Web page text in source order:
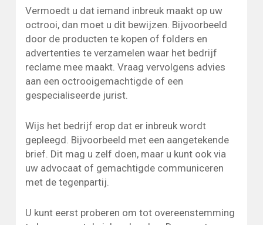
Vermoedt u dat iemand inbreuk maakt op uw
octrooi, dan moet u dit bewijzen. Bijvoorbeeld
door de producten te kopen of folders en
advertenties te verzamelen waar het bedrijf
reclame mee maakt. Vraag vervolgens advies
aan een octrooigemachtigde of een
gespecialiseerde jurist.
Wijs het bedrijf erop dat er inbreuk wordt
gepleegd. Bijvoorbeeld met een aangetekende
brief. Dit mag u zelf doen, maar u kunt ook via
uw advocaat of gemachtigde communiceren
met de tegenpartij.
U kunt eerst proberen om tot overeenstemming